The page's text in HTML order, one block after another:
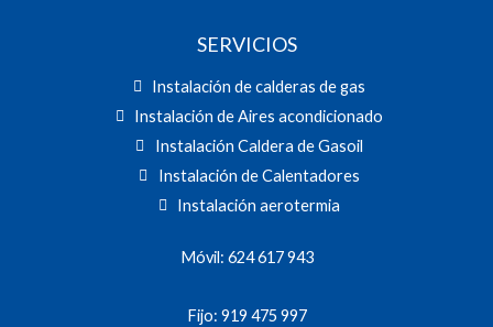
SERVICIOS
Instalación de calderas de gas
Instalación de Aires acondicionado
Instalación Caldera de Gasoil
Instalación de Calentadores
Instalación aerotermia
Móvil: 624 617 943
Fijo: 919 475 997